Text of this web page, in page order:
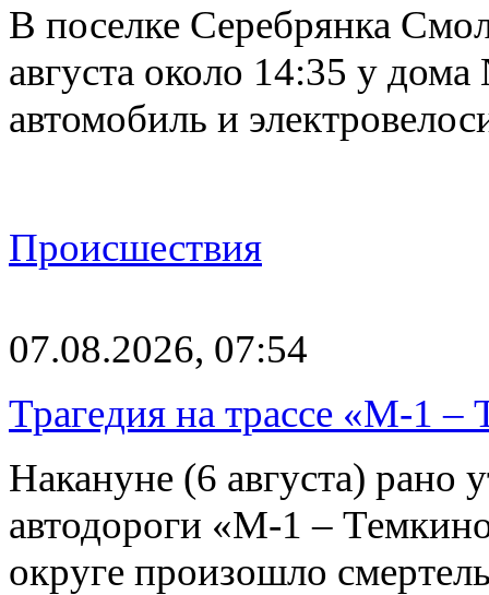
В поселке Серебрянка
августа около 14:35 у
автомобиль и
Происшествия
07.08.2026, 07:54
Трагедия на трассе «М-1 –
Накануне (6 августа) рано
автодороги «М-1 –
округе произошло